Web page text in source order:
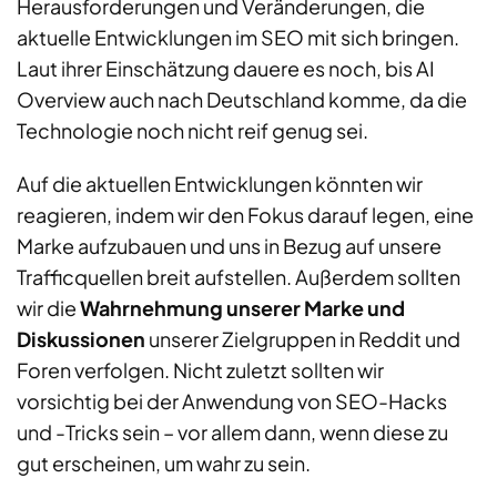
Herausforderungen und Veränderungen, die
aktuelle Entwicklungen im SEO mit sich bringen.
Laut ihrer Einschätzung dauere es noch, bis AI
Overview auch nach Deutschland komme, da die
Technologie noch nicht reif genug sei.
Auf die aktuellen Entwicklungen könnten wir
reagieren, indem wir den Fokus darauf legen, eine
Marke aufzubauen und uns in Bezug auf unsere
Trafficquellen breit aufstellen. Außerdem sollten
wir dieWahrnehmung unsererMarke und
Diskussionen unserer Zielgruppen in Reddit und
Foren verfolgen. Nicht zuletzt sollten wir
vorsichtig bei der Anwendung von SEO-Hacks
und -Tricks sein– vor allem dann, wenndiesezu
gut erscheinen, um wahr zu sein.